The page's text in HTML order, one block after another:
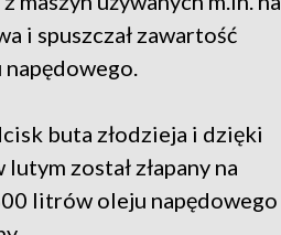
i spuszczał zawartość
buta złodzieja i dzięki
został złapany na
litrów oleju napędowego